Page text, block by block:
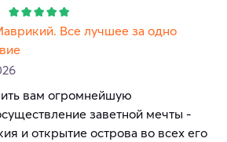
Все лучшее за одно
вам огромнейшую
заветной мечты -
и открытие острова во всех его